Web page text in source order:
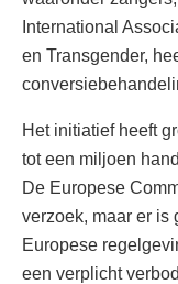
International
en Transgender,
Het initiatief heeft
tot een miljoen
De Europese
verzoek, maar er is
Europese
een verplicht